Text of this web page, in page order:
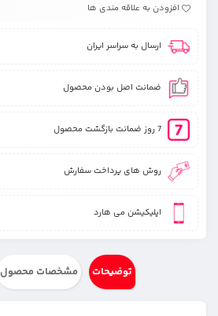
افزودن به علاقه مندی ها
ارسال به سراسر ایران
ضمانت اصل بودن محصول
7 روز ضمانت بازگشت محصول
روش های پرداخت سفارش
اپلیکیشن می هارد
توضیحات مشخصات محصول